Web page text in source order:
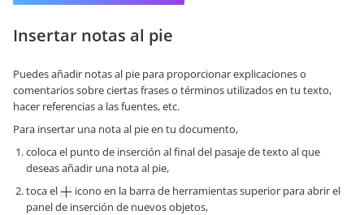
Insertar notas al pie
Puedes añadir notas al pie para proporcionar explicaciones o
comentarios sobre ciertas frases o términos utilizados en tu texto,
hacer referencias a las fuentes, etc.
Para insertar una nota al pie en tu documento,
coloca el punto de inserción al final del pasaje de texto al que
deseas añadir una nota al pie,
toca el
icono en la barra de herramientas superior para abrir el
panel de inserción de nuevos objetos,